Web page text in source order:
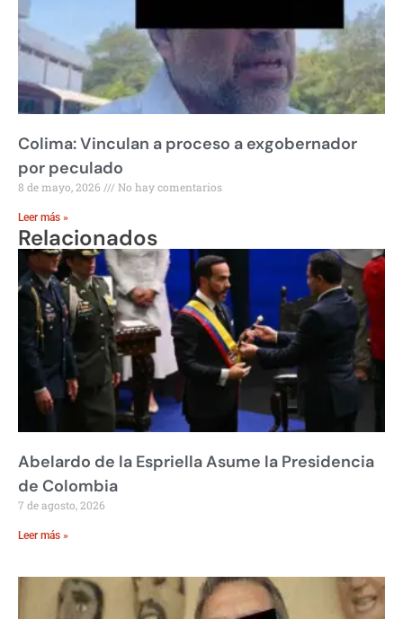
Colima: Vinculan a proceso a exgobernador
por peculado
8 de mayo, 2026 No hay comentarios
Leer más »
Relacionados
Abelardo de la Espriella Asume la Presidencia
de Colombia
7 de agosto, 2026
Leer más »